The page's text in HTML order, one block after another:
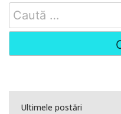
Search
for:
Ultimele postări